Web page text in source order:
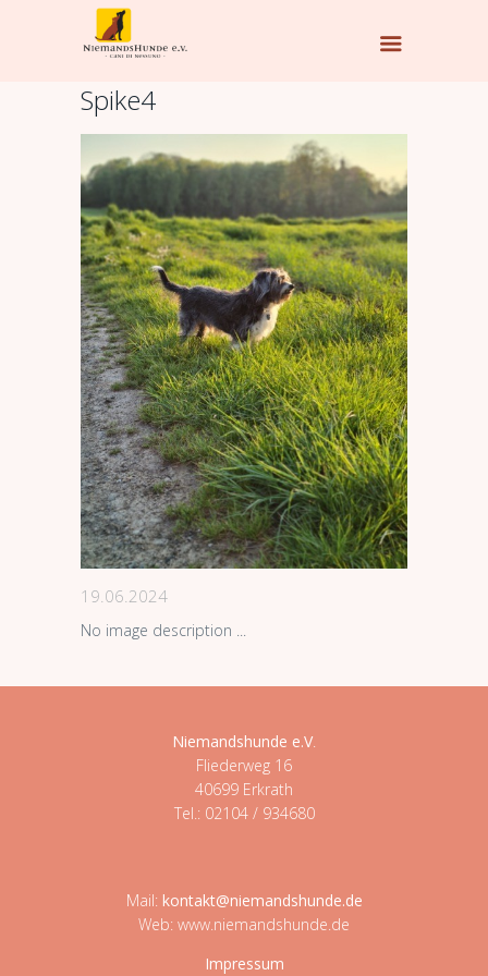
Spike4
19.06.2024
No image description ...
Niemandshunde e.V.
Fliederweg 16
40699 Erkrath
Tel.: 02104 / 934680
Mail: kontakt@niemandshunde.de
Web: www.niemandshunde.de
Impressum